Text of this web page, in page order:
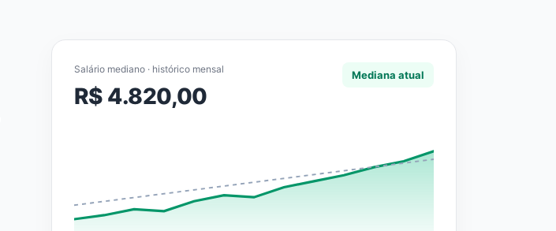
Salário mediano · histórico mensal
R$ 4.820,00
Mediana atual